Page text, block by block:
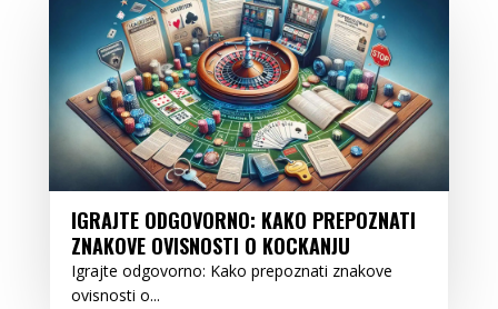
IGRAJTE ODGOVORNO: KAKO PREPOZNATI
ZNAKOVE OVISNOSTI O KOCKANJU
Igrajte odgovorno: Kako prepoznati znakove
ovisnosti o...